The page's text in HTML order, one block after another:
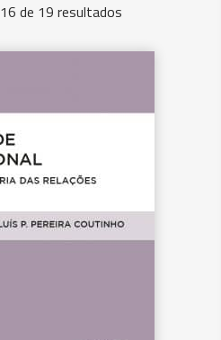
de 19 resultados